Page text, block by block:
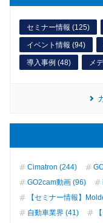
セミナー情報 (125)
イベント情報 (94)
導入事例 (48) メ
Cimatron (244)
GO2cam動画 (96)
【セミナー情報】
自動車業界 (41)